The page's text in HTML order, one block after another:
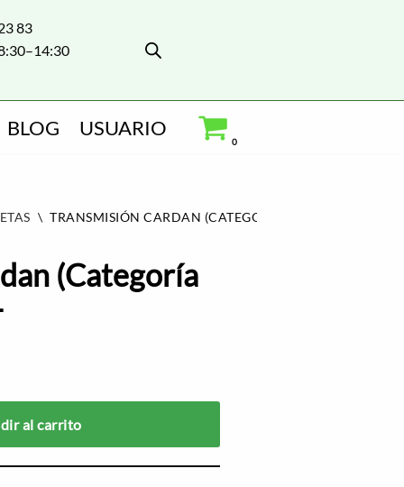
83
BLOG USUARIO
0
\ TRANSMISIÓN CARDAN (CATEGORÍA 4) L: 1.210 MM –
(Categoría
al carrito